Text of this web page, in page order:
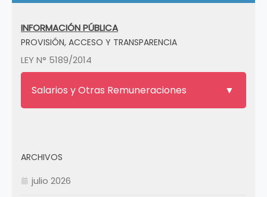
INFORMACIÓN PÚBLICA
PROVISIÓN, ACCESO Y TRANSPARENCIA
LEY N° 5189/2014
Salarios y Otras Remuneraciones
ARCHIVOS
julio 2026